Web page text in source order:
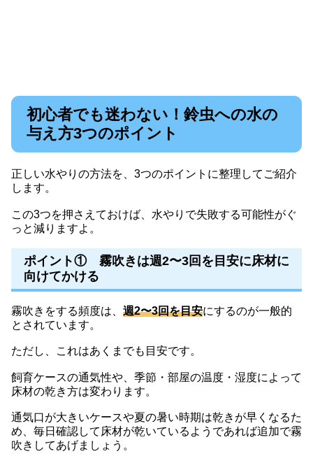
初心者でも迷わない！鈴虫への水の
与え方3つのポイント
正しい水やりの方法を、3つのポイントに整理してご紹介
します。
この3つを押さえておけば、水やりで失敗する可能性がぐ
っと減りますよ。
ポイント① 霧吹きは週2〜3回を目安に床材に
向けてかける
霧吹きをする頻度は、 週2〜3回を目安にするのが一般的
とされています。
ただし、これはあくまでも目安です。
飼育ケースの通気性や、季節・部屋の温度・湿度によって
床材の乾き方は変わります。
通気口が大きいケースや夏の暑い時期は乾きが早くなるた
め、毎日確認して床材が乾いているようであれば追加で霧
吹きしてあげましょう。